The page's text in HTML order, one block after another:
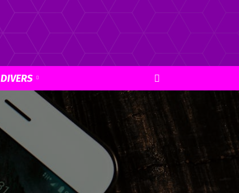
DIVERS